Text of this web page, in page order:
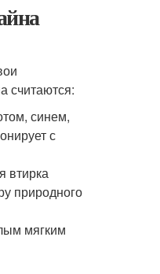
считаются:
синем,
с
втирка
природного
мягким